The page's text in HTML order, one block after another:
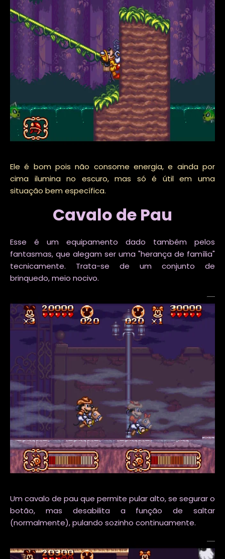
Ele é bom pois não consome energia, e ainda por
cima ilumina no escuro, mas só é útil em uma
situação bem específica.
Cavalo de Pau
Esse é um equipamento dado também pelos
fantasmas, que alegam ser uma "herança de família"
tecnicamente. Trata-se de um conjunto de
brinquedo, meio nocivo.
Um cavalo de pau que permite pular alto, se segurar o
botão, mas desabilita a função de saltar
(normalmente), pulando sozinho continuamente.